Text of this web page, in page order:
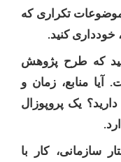
تکراری که
کنید.
که طرح پژوهش
آیا منابع، زمان و
یک پروپوزال
سازمانی، کار با